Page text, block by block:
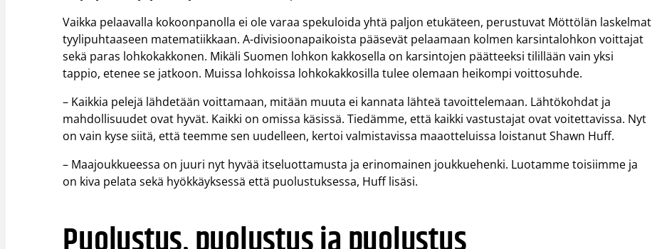
Vaikka pelaavalla kokoonpanolla ei ole varaa spekuloida yhtä paljon etukäteen, perustuvat Möttölän laskelmat
tyylipuhtaaseen matematiikkaan. A-divisioonapaikoista pääsevät pelaamaan kolmen karsintalohkon voittajat
sekä paras lohkokakkonen. Mikäli Suomen lohkon kakkosella on karsintojen päätteeksi tilillään vain yksi
tappio, etenee se jatkoon. Muissa lohkoissa lohkokakkosilla tulee olemaan heikompi voittosuhde.
– Kaikkia pelejä lähdetään voittamaan, mitään muuta ei kannata lähteä tavoittelemaan. Lähtökohdat ja
mahdollisuudet ovat hyvät. Kaikki on omissa käsissä. Tiedämme, että kaikki vastustajat ovat voitettavissa. Nyt
on vain kyse siitä, että teemme sen uudelleen, kertoi valmistavissa maaotteluissa loistanut Shawn Huff.
– Maajoukkueessa on juuri nyt hyvää itseluottamusta ja erinomainen joukkuehenki. Luotamme toisiimme ja
on kiva pelata sekä hyökkäyksessä että puolustuksessa, Huff lisäsi.